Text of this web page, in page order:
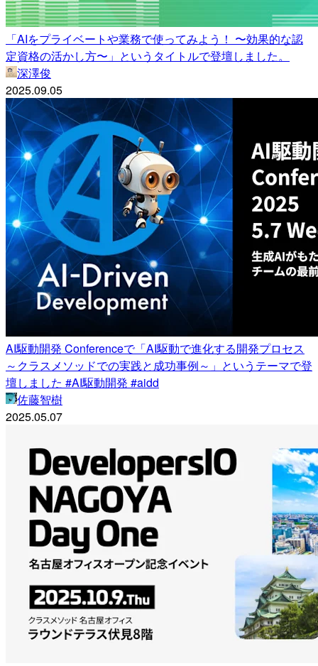
「AIをプライベートや業務で使ってみよう！ 〜効果的な認
定資格の活かし方〜」というタイトルで登壇しました。
深澤俊
2025.09.05
AI駆動開発 Conferenceで「AI駆動で進化する開発プロセス
～クラスメソッドでの実践と成功事例～」というテーマで登
壇しました #AI駆動開発 #aidd
佐藤智樹
2025.05.07